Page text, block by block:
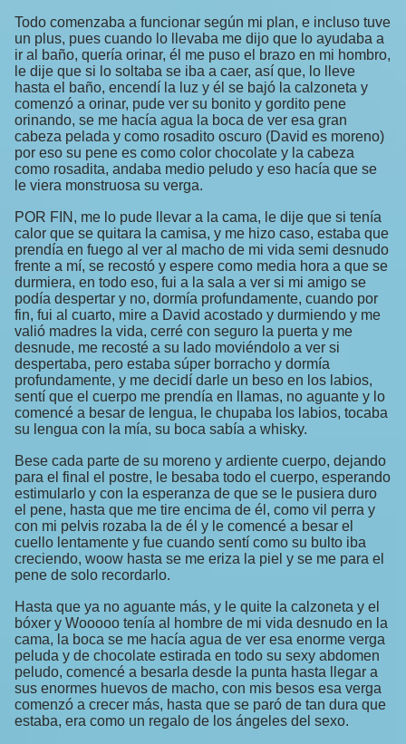
Todo comenzaba a funcionar según mi plan, e incluso tuve
un plus, pues cuando lo llevaba me dijo que lo ayudaba a
ir al baño, quería orinar, él me puso el brazo en mi hombro,
le dije que si lo soltaba se iba a caer, así que, lo lleve
hasta el baño, encendí la luz y él se bajó la calzoneta y
comenzó a orinar, pude ver su bonito y gordito pene
orinando, se me hacía agua la boca de ver esa gran
cabeza pelada y como rosadito oscuro (David es moreno)
por eso su pene es como color chocolate y la cabeza
como rosadita, andaba medio peludo y eso hacía que se
le viera monstruosa su verga.
POR FIN, me lo pude llevar a la cama, le dije que si tenía
calor que se quitara la camisa, y me hizo caso, estaba que
prendía en fuego al ver al macho de mi vida semi desnudo
frente a mí, se recostó y espere como media hora a que se
durmiera, en todo eso, fui a la sala a ver si mi amigo se
podía despertar y no, dormía profundamente, cuando por
fin, fui al cuarto, mire a David acostado y durmiendo y me
valió madres la vida, cerré con seguro la puerta y me
desnude, me recosté a su lado moviéndolo a ver si
despertaba, pero estaba súper borracho y dormía
profundamente, y me decidí darle un beso en los labios,
sentí que el cuerpo me prendía en llamas, no aguante y lo
comencé a besar de lengua, le chupaba los labios, tocaba
su lengua con la mía, su boca sabía a whisky.
Bese cada parte de su moreno y ardiente cuerpo, dejando
para el final el postre, le besaba todo el cuerpo, esperando
estimularlo y con la esperanza de que se le pusiera duro
el pene, hasta que me tire encima de él, como vil perra y
con mi pelvis rozaba la de él y le comencé a besar el
cuello lentamente y fue cuando sentí como su bulto iba
creciendo, woow hasta se me eriza la piel y se me para el
pene de solo recordarlo.
Hasta que ya no aguante más, y le quite la calzoneta y el
bóxer y Wooooo tenía al hombre de mi vida desnudo en la
cama, la boca se me hacía agua de ver esa enorme verga
peluda y de chocolate estirada en todo su sexy abdomen
peludo, comencé a besarla desde la punta hasta llegar a
sus enormes huevos de macho, con mis besos esa verga
comenzó a crecer más, hasta que se paró de tan dura que
estaba, era como un regalo de los ángeles del sexo.